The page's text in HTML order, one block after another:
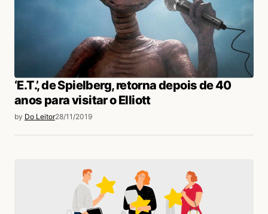
login
‘E.T.’, de Spielberg, retorna depois de 40
anos para visitar o Elliott
by Do Leitor28/11/2019